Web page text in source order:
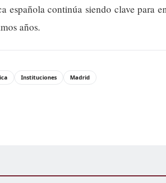
continúa siendo clave para
años.
Instituciones Madrid